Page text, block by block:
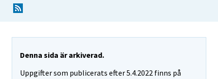
Denna sida är arkiverad.
Uppgifter som publicerats efter 5.4.2022 finns på